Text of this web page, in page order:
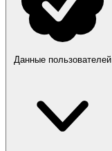
Данные пользователей